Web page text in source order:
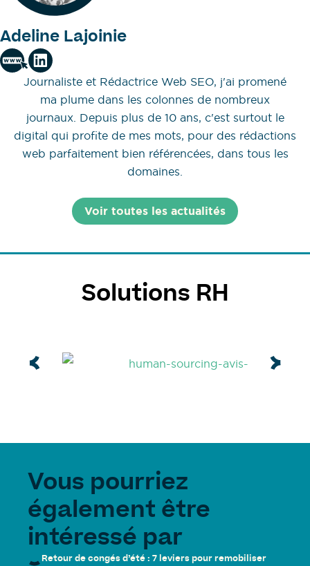
Adeline Lajoinie
Journaliste et Rédactrice Web SEO, j'ai promené
ma plume dans les colonnes de nombreux
journaux. Depuis plus de 10 ans, c'est surtout le
digital qui profite de mes mots, pour des rédactions
web parfaitement bien référencées, dans tous les
domaines.
Voir toutes les actualités
Solutions RH
Vous pourriez
également être
intéressé par
Retour de congés d’été : 7 leviers pour remobiliser